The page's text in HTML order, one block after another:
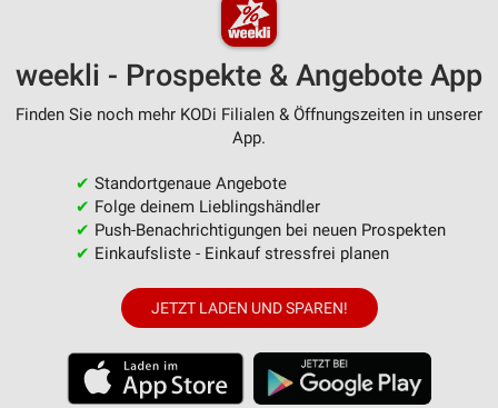
weekli - Prospekte & Angebote App
Finden Sie noch mehr KODi Filialen & Öffnungszeiten in unserer
App.
✔ Standortgenaue Angebote
✔ Folge deinem Lieblingshändler
✔ Push-Benachrichtigungen bei neuen Prospekten
✔ Einkaufsliste - Einkauf stressfrei planen
JETZT LADEN UND SPAREN!